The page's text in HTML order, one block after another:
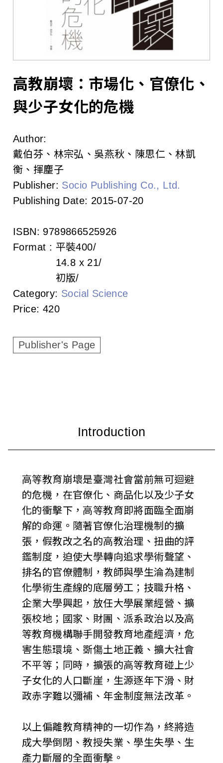
h
e
r
A
s
s
c
t
o
n
高教崩壞：市場化、官僚化、
與少子女化的危機
Author:
戴伯芬、林宗弘、吳燕秋、陳思仁、林凱
衡、揮麈子
Publisher: Socio Publishing Co., Ltd.
Publishing Date: 2015-07-20
ISBN: 9789866525926
Format : 平裝400
14.8 x 21
初版
Category: Social Science
Price: 420
Publisher's Page
高等教育崩壞是臺灣社會當前無可迴避
的危機，在官僚化、商品化以及少子女
化的衝擊下，高等教育即將面臨全面崩
解的命運。隨著官僚化治理機制的擴
張，假教改之名的高教治理、扭曲的評
鑑制度，迫使大學轉向追求學術聲望、
排名的官僚體制，教師與學生淪為建制
化學術生產線的底層勞工；技職升格、
企業大學興起，放任大學展業經營、擴
張校地；國家、財團、派系政治以及高
等教育機構聯手開發教育地產經濟，危
害生態環境、斲傷土地正義、擴大社會
不平等；同時，擴張的高等教育碰上少
子女化的人口斷崖，生源逐年下滑、財
政赤字難以彌補、年金制度無法改革。
以上偏離教育精神的一切作為，終將造
成大學倒閉、教授失業、學生失學、生
產力斷層的全面衝擊。